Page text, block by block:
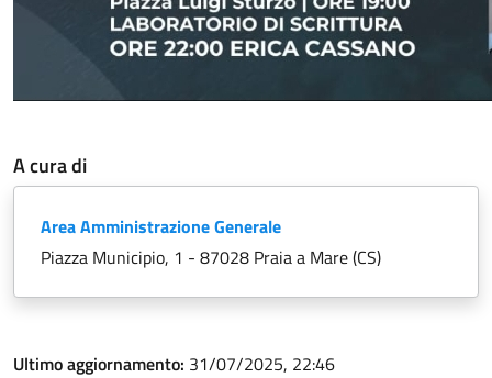
A cura di
Area Amministrazione Generale
Piazza Municipio, 1 - 87028 Praia a Mare (CS)
Ultimo aggiornamento: 31/07/2025, 22:46